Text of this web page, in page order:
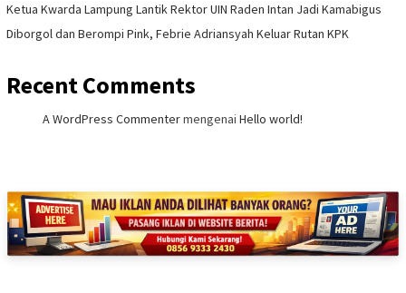
Ketua Kwarda Lampung Lantik Rektor UIN Raden Intan Jadi Kamabigus
Diborgol dan Berompi Pink, Febrie Adriansyah Keluar Rutan KPK
Recent Comments
A WordPress Commentermengenai Hello world!